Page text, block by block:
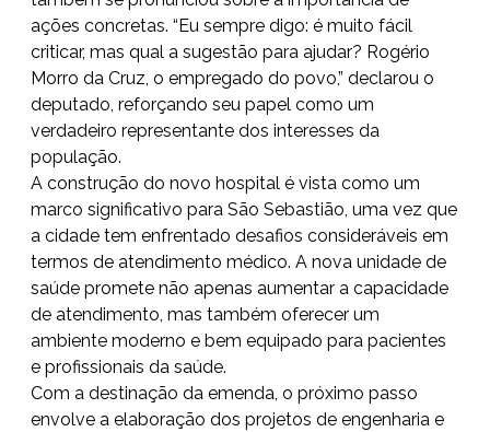
ações concretas. “Eu sempre digo: é muito fácil
criticar, mas qual a sugestão para ajudar? Rogério
Morro da Cruz, o empregado do povo,” declarou o
deputado, reforçando seu papel como um
verdadeiro representante dos interesses da
população.
A construção do novo hospital é vista como um
marco significativo para São Sebastião, uma vez que
a cidade tem enfrentado desafios consideráveis em
termos de atendimento médico. A nova unidade de
saúde promete não apenas aumentar a capacidade
de atendimento, mas também oferecer um
ambiente moderno e bem equipado para pacientes
e profissionais da saúde.
Com a destinação da emenda, o próximo passo
envolve a elaboração dos projetos de engenharia e